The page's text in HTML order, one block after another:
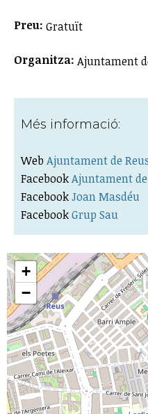
Preu: Gratuït
Organitza: Ajuntament
Més informació:
Web Ajuntament de
FacebookAjuntament de
FacebookJoan Masdéu
FacebookGrup Sau
+
−